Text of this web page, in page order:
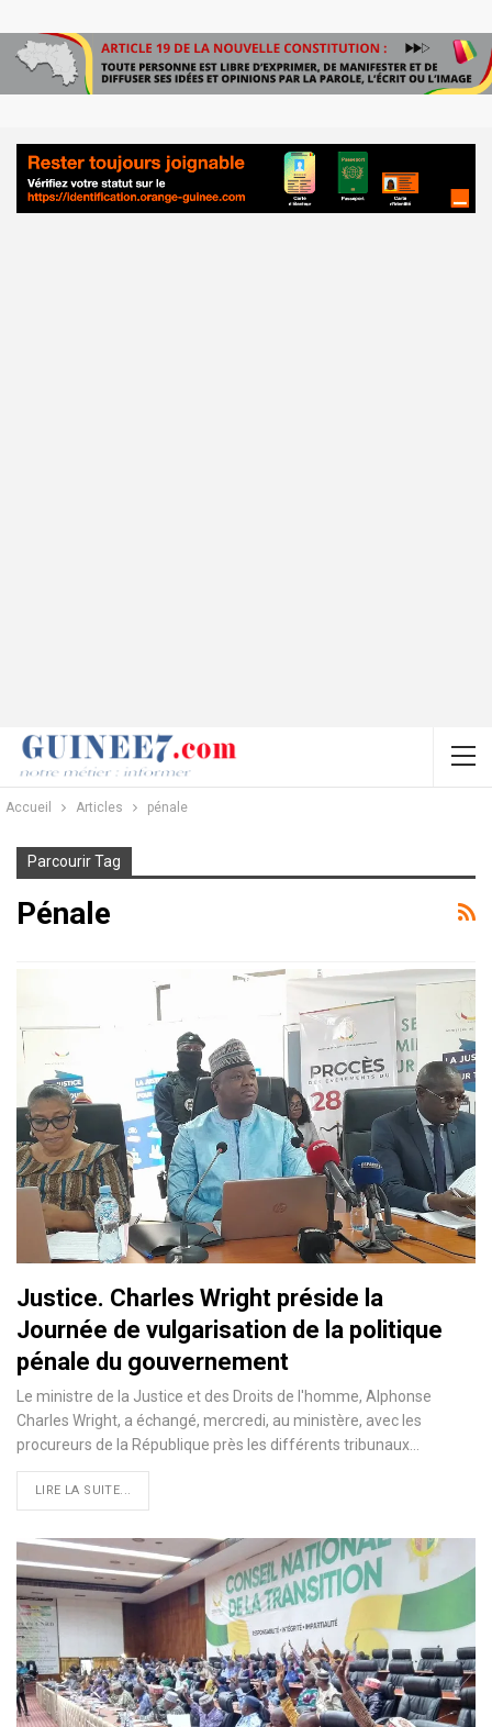
Accueil Articles pénale
Parcourir Tag
Pénale
Justice. Charles Wright préside la
Journée de vulgarisation de la politique
pénale du gouvernement
Le ministre de la Justice et des Droits de l'homme, Alphonse
Charles Wright, a échangé, mercredi, au ministère, avec les
procureurs de la République près les différents tribunaux…
LIRE LA SUITE...